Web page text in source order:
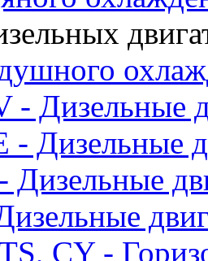
- Дизельные
- Дизельные
Дизельные
CY -